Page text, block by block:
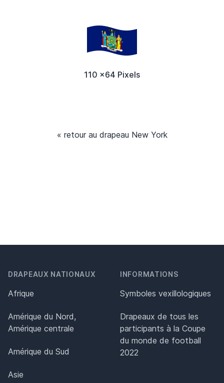
110 x64 Pixels
« retour au drapeau New York
DRAPEAUX NATIONAUX
Afrique
Amérique du Nord,
Amérique centrale
Amérique du Sud
Asie
INFORMATIONS
Symboles vexillologiques
Drapeaux de tous les
participants à la Coupe
du monde de football
2022